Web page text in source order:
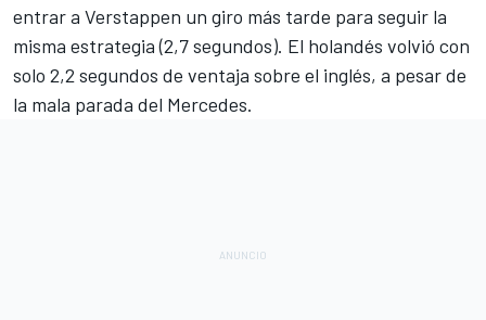
entrar a Verstappen un giro más tarde para seguir la
misma estrategia (2,7 segundos). El holandés volvió con
solo 2,2 segundos de ventaja sobre el inglés, a pesar de
la mala parada del Mercedes.